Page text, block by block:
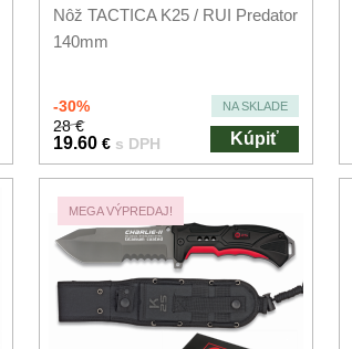
Nôž TACTICA K25 / RUI Predator
140mm
-30% NA SKLADE
28 €
19.60 € s DPH Kúpiť
MEGA VÝPREDAJ!